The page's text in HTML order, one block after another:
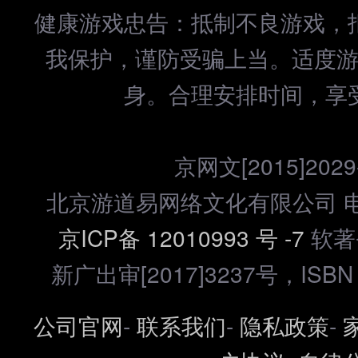
健康游戏忠告：抵制不良游戏
我保护，谨防受骗上当。适度
身。合理安排时间，享
京网文
北京游道易网络文化有限公司
京ICP备 12010993 号 -7 软
新广出审[2017]3237号，
公司官网-联系我们- 隐私政策-